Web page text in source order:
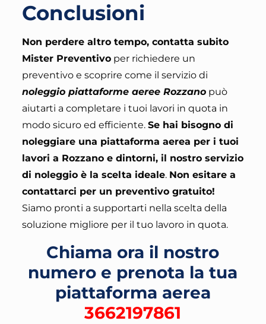
Conclusioni
Non perdere altro tempo, contatta subito
Mister Preventivoper richiedere un
preventivo e scoprire come il servizio di
noleggio piattaforme aeree Rozzanopuò
aiutarti a completare i tuoi lavori in quota in
modo sicuro ed efficiente. Se hai bisogno di
noleggiare una piattaforma aerea per i tuoi
lavori a Rozzano e dintorni, il nostro servizio
di noleggio è la scelta ideale. Non esitare a
contattarci per un preventivo gratuito!
Siamo pronti a supportarti nella scelta della
soluzione migliore per il tuo lavoro in quota.
Chiama ora il nostro
numero e prenota la tua
piattaforma aerea
3662197861